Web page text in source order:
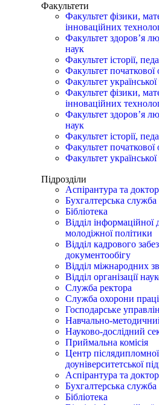
Факультети
Факультет фізики,
інноваційних
Факультет здоров’я
наук
Факультет історії,
Факультет початкової
Факультет української
Факультет фізики,
інноваційних
Факультет здоров’я
наук
Факультет історії,
Факультет початкової
Факультет української
Підрозділи
Аспірантура та
Бухгалтерська служба
Бібліотека
Відділ інформаційної
молодіжної політики
Відділ кадрового
документообігу
Відділ міжнародних
Відділ організації
Служба ректора
Служба охорони праці
Господарське
Навчально-
Науково-дослідний
Приймальна комісія
Центр післядипломної
доуніверситетської
Аспірантура та
Бухгалтерська служба
Бібліотека